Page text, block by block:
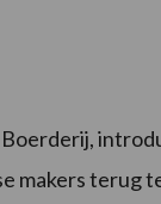
makers terug